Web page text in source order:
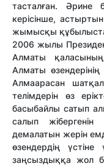
тасталған. Әрине
керісінше,
жымысқы
2006 жылы
Алматы
Алматы
Алмаарасан
телімдерін өз
басыбайлы сатып
салып
демалатын жерін
өзендердің
заңсыздыққа жол